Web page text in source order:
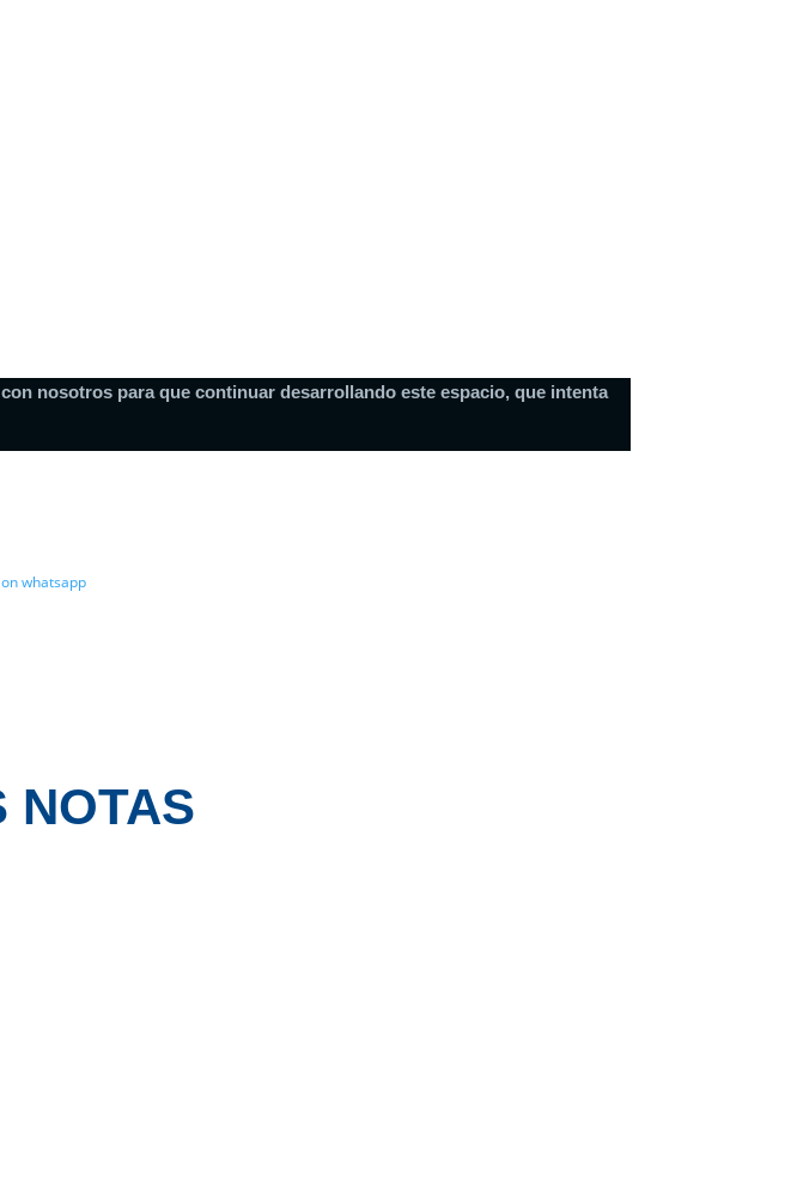
nosotros para que continuar desarrollando este espacio, que intenta
NOTAS